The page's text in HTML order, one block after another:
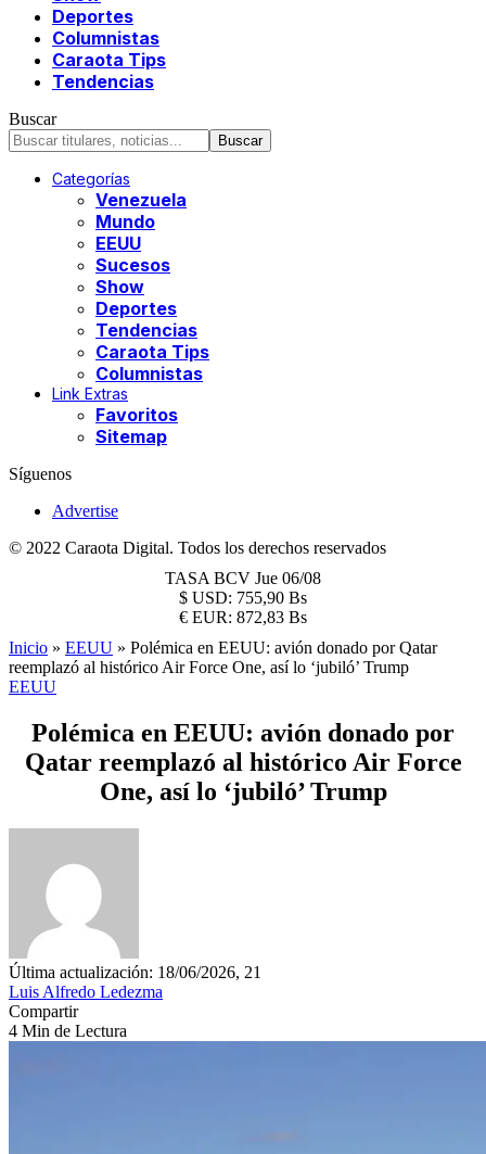
Deportes
Columnistas
Caraota Tips
Tendencias
Buscar
Categorías
Venezuela
Mundo
EEUU
Sucesos
Show
Deportes
Tendencias
Caraota Tips
Columnistas
Link Extras
Favoritos
Sitemap
Síguenos
Advertise
© 2022 Caraota Digital. Todos los derechos reservados
TASA BCV Jue 06/08
$ USD: 755,90 Bs
€ EUR: 872,83 Bs
Inicio » EEUU » Polémica en EEUU: avión donado por Qatar
reemplazó al histórico Air Force One, así lo ‘jubiló’ Trump
EEUU
Polémica en EEUU: avión donado por
Qatar reemplazó al histórico Air Force
One, así lo ‘jubiló’ Trump
Última actualización: 18/06/2026, 21
Luis Alfredo Ledezma
Compartir
4 Min de Lectura